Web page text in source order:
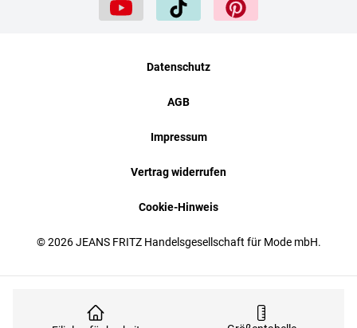
© 2026 JEANS FRITZ Handelsgesellschaft für Mode mbH.
Datenschutz
AGB
Impressum
Vertrag widerrufen
Cookie-Hinweis